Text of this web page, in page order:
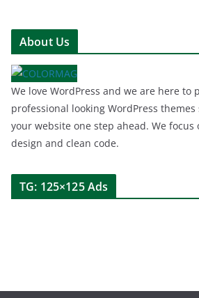
About Us
We love WordPress and we are here to
professional looking WordPress
your website one step ahead. We
design and clean code.
TG: 125×125 Ads